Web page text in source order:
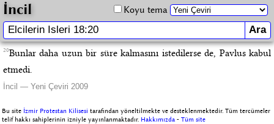
İncil Koyu tema
20Bunlar daha uzun bir süre kalmasını istedilerse de, Pavlus kabul
etmedi.
İncil — Yeni Çeviri 2009
Bu site İzmir Protestan Kilisesi tarafından yöneltilmekte ve desteklenmektedir. Tüm tercümeler
telif hakkı sahiplerinin izniyle yayınlanmaktadır. Hakkımızda -Tüm site